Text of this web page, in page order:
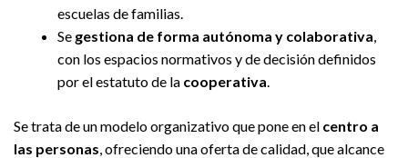
escuelas de familias.
Se gestiona de forma autónoma y colaborativa,
con los espacios normativos y de decisión definidos
por el estatuto de la cooperativa.
Se trata de un modelo organizativo que pone en el centro a
las personas, ofreciendo una oferta de calidad, que alcance